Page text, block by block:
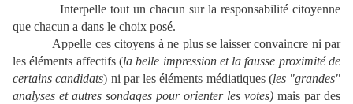
Interpelle tout un chacun sur la responsabilité citoyenne
que chacun a dans le choix posé.
Appelle ces citoyens à ne plus se laisser convaincre ni par
les éléments affectifs (la belle impression et la fausse proximité de
certains candidats) ni par les éléments médiatiques (les "grandes"
analyses et autres sondages pour orienter les votes) mais par des